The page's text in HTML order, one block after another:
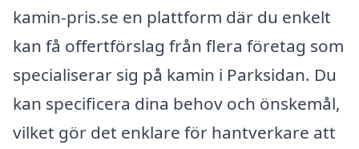
kamin-pris.se en plattform där du enkelt
kan få offertförslag från flera företag som
specialiserar sig på kamin i Parksidan. Du
kan specificera dina behov och önskemål,
vilket gör det enklare för hantverkare att